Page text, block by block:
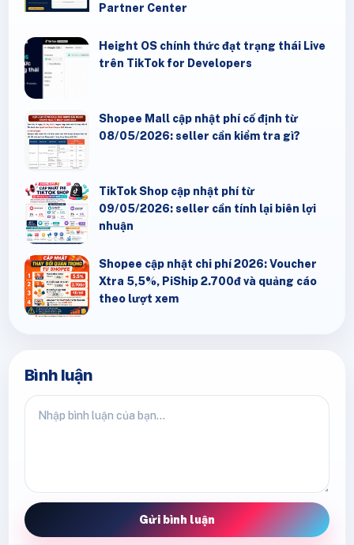
Partner Center
Height OS chính thức đạt trạng thái Live
trên TikTok for Developers
Shopee Mall cập nhật phí cố định từ
08/05/2026: seller cần kiểm tra gì?
TikTok Shop cập nhật phí từ
09/05/2026: seller cần tính lại biên lợi
nhuận
Shopee cập nhật chi phí 2026: Voucher
Xtra 5,5%, PiShip 2.700đ và quảng cáo
theo lượt xem
Bình luận
Gửi bình luận